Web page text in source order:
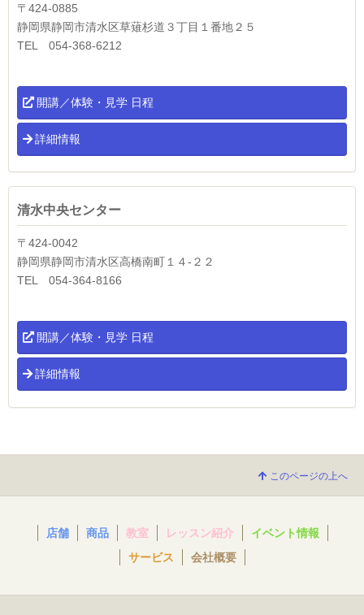
〒424-0885
静岡県静岡市清水区草薙杉道３丁目１番地２５
TEL 054-368-6212
開講／体験・見学 日程
詳細情報
清水中央センター
〒424-0042
静岡県静岡市清水区高橋南町１４-２２
TEL 054-364-8166
開講／体験・見学 日程
詳細情報
このページの上へ
店舗 商品 教室 レッスン紹介
イベント情報
サービス
会社概要